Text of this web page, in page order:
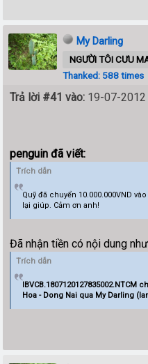
My Darling
NGƯỜI TÔI CƯU
Thanked: 588 times
Trả lời #41 vào: 19-07-2012
penguin đã viết:
Trích dẫn
Quỹ đã chuyển 10.000.000VND
lại giúp. Cảm ơn anh!
Đã nhận tiền có nội dung
Trích dẫn
Hoa - Dong Nai qua My Darling